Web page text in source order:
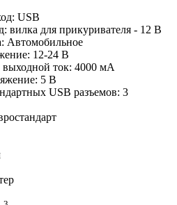
USB
вилка для прикуривателя - 12 В
Автомобильное
12-24 В
ток: 4000 мА
5 В
USB разъемов: 3